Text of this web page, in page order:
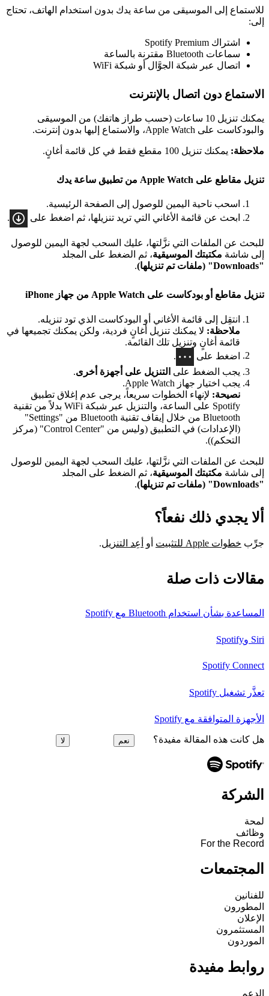
للاستماع إلى الموسيقى من ساعة يدك بدون استخدام الهاتف، تحتاج
إلى:
اشتراك Spotify Premium
سماعات Bluetooth مقترنة بالساعة
اتصال عبر شبكة الجوَّال أو شبكة WiFi
الاستماع دون اتصال بالإنترنت
يمكنك تنزيل 10 ساعات (حسب طراز هاتفك) من الموسيقى
والبودكاست على Apple Watch، والاستماع إليها بدون إنترنت.
ملاحظة: يمكنك تنزيل 100 مقطع فقط في كل قائمة أغانٍ.
تنزيل مقاطع على Apple Watch من تطبيق ساعة يدك
اسحب ناحية اليمين للوصول إلى الصفحة الرئيسية.
ابحث عن قائمة الأغاني التي تريد تنزيلها، ثم اضغط على
.
للبحث عن الملفات التي نزَّلتها، عليك السحب لجهة اليمين للوصول
إلى شاشة مكتبتك الموسيقية، ثم الضغط على المجلد
"Downloads" (ملفات تم تنزيلها)
.
تنزيل مقاطع أو بودكاست على Apple Watch من جهاز iPhone
انتقِل إلى قائمة الأغاني أو البودكاست الذي تود تنزيله.
ملاحظة: لا يمكنك تنزيل أغانٍ فردية، ولكن يمكنك تجميعها في
قائمة أغانٍ وتنزيل تلك القائمة.
اضغط على
يجب الضغط على التنزيل على أجهزة أخرى.
يجب اختيار جهاز Apple Watch.
نصيحة: لإنهاء الخطوات سريعاً، يرجى عدم إغلاق تطبيق
Spotify على الساعة، والتنزيل عبر شبكة WiFi بدلاً من تقنية
Bluetooth من خلال إيقاف تقنية Bluetooth من "Settings"
(الإعدادات) في التطبيق (وليس من "Control Center" (مركز
التحكم)).
للبحث عن الملفات التي نزَّلتها، عليك السحب لجهة اليمين للوصول
إلى شاشة مكتبتك الموسيقية، ثم الضغط على المجلد
"Downloads" (ملفات تم تنزيلها)
.
ألا يجدي ذلك نفعاً؟
جرِّب خطوات Apple للتثبيت أو أعِد التنزيل.
مقالات ذات صلة
المساعدة بشأن استخدام Bluetooth مع Spotify
Siri وSpotify
Spotify Connect
تعذَّر تشغيل Spotify
الأجهزة المتوافقة مع Spotify
هل كانت هذه المقالة مفيدة؟ نعم لا
الشركة
لمحة
وظائف
For the Record
المجتمعات
للفنانين
المطورون
الإعلان
المستثمرون
الموردون
روابط مفيدة
الدعم